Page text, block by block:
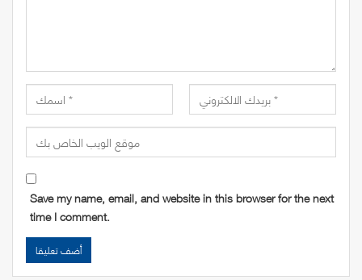
Save my name, email, and website in this browser for the next
time I comment.